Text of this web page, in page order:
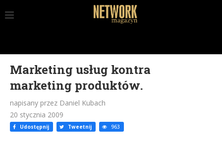
Marketing usług kontra
marketing produktów.
napisany przez Daniel Kubach
20 stycznia 2009
Udostępnij Tweetnij 963